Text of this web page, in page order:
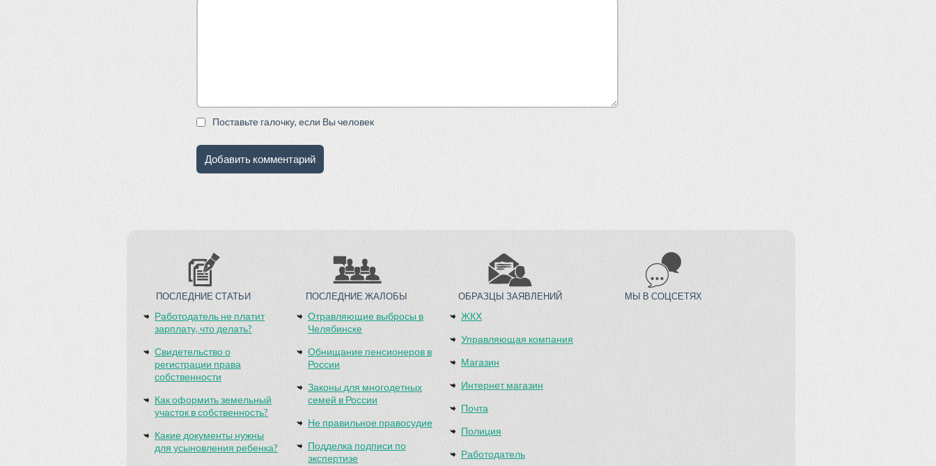
Поставьте галочку, если Вы человек
ПОСЛЕДНИЕ СТАТЬИ
Работодатель не платит
зарплату, что делать?
Свидетельство о
регистрации права
собственности
Как оформить земельный
участок в собственность?
Какие документы нужны
для усыновления ребенка?
ПОСЛЕДНИЕ ЖАЛОБЫ
Отравляющие выбросы в
Челябинске
Обнищание пенсионеров в
России
Законы для многодетных
семей в России
Не правильное правосудие
Подделка подписи по
экспертизе
ОБРАЗЦЫ ЗАЯВЛЕНИЙ
ЖКХ
Управляющая компания
Магазин
Интернет магазин
Почта
Полиция
Работодатель
МЫ В СОЦСЕТЯХ